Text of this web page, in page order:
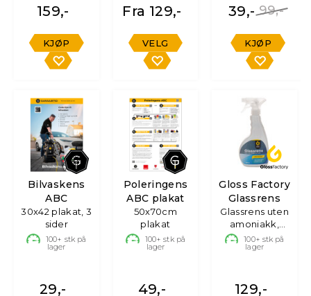
159,-
KJØP
Fra 129,-
VELG
99,-
39,-
KJØP
Bilvaskens
ABC
30x42 plakat, 3
sider
100+ stk på
lager
29,-
Poleringens
ABC plakat
50x70cm
plakat
100+ stk på
lager
49,-
Gloss Factory
Glassrens
Glassrens uten
amoniakk,
500ml
100+ stk på
lager
129,-